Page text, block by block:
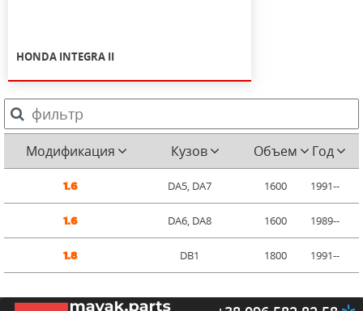
HONDA INTEGRA II
Модификация Кузов Объем Год
1.6 DA5, DA7 1600 1991--
1.6 DA6, DA8 1600 1989--
1.8 DB1 1800 1991--